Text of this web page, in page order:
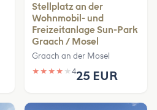
Stellplatz an der
Wohnmobil- und
Freizeitanlage Sun-Park
Graach / Mosel
Graach an der Mosel
★ ★ ★ ★ ★ 425 EUR